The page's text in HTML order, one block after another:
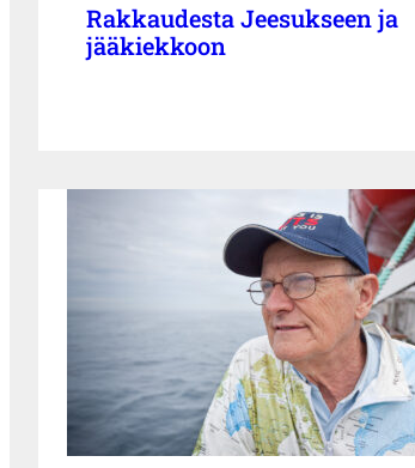
Rakkaudesta Jeesukseen ja
jääkiekkoon